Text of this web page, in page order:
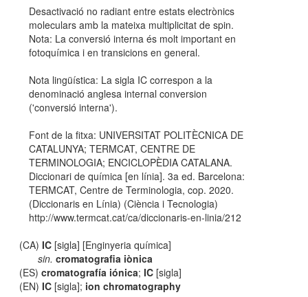
Desactivació no radiant entre estats electrònics
moleculars amb la mateixa multiplicitat de spin.
Nota: La conversió interna és molt important en
fotoquímica i en transicions en general.
Nota lingüística: La sigla IC correspon a la
denominació anglesa internal conversion
('conversió interna').
Font de la fitxa: UNIVERSITAT POLITÈCNICA DE
CATALUNYA; TERMCAT, CENTRE DE
TERMINOLOGIA; ENCICLOPÈDIA CATALANA.
Diccionari de química [en línia]. 3a ed. Barcelona:
TERMCAT, Centre de Terminologia, cop. 2020.
(Diccionaris en Línia) (Ciència i Tecnologia)
http://www.termcat.cat/ca/diccionaris-en-linia/212
(CA)IC [sigla] [Enginyeria química]
sin. cromatografia iònica
(ES)cromatografía iónica;IC [sigla]
(EN)IC [sigla]; ion chromatography